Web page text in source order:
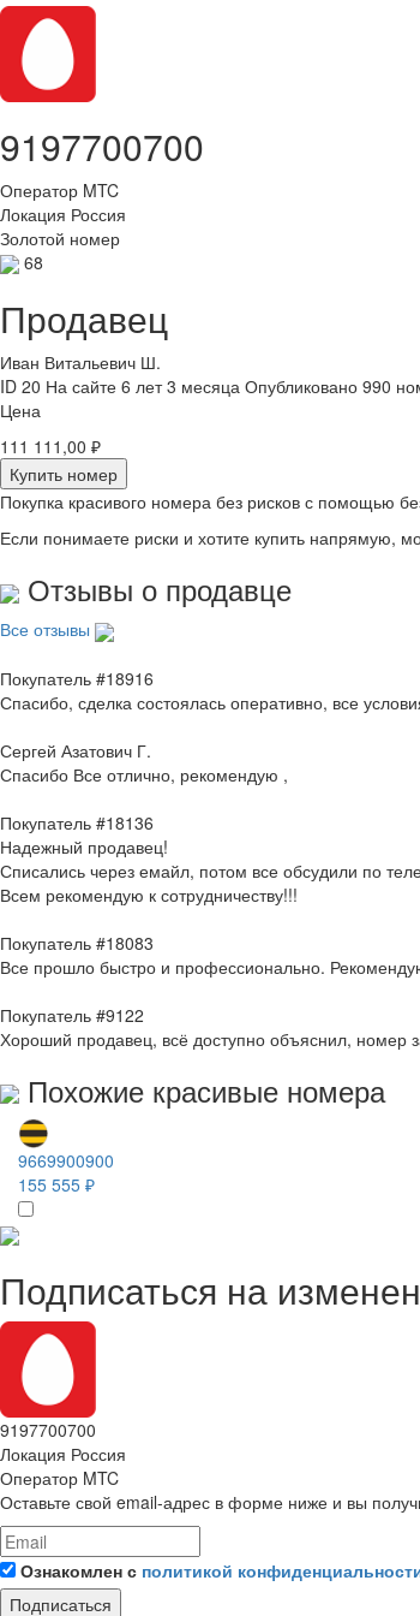
9197700700
Оператор MTC
Локация Россия
Золотой номер
68
Продавец
Иван Витальевич Ш.
ID 20 На сайте 6 лет 3 месяца Опубликовано 990
Цена
111 111,00 ₽
Купить номер
Покупка красивого номера без рисков с помощью
Если понимаете риски и хотите купить напрямую,
Отзывы о продавце
Все отзывы
Покупатель #18916
Спасибо, сделка состоялась оперативно, все
Сергей Азатович Г.
Спасибо Все отлично, рекомендую ,
Покупатель #18136
Надежный продавец!
Списались через емайл, потом все обсудили по
Всем рекомендую к сотрудничеству!!!
Покупатель #18083
Все прошло быстро и профессионально.
Покупатель #9122
Хороший продавец, всё доступно объяснил, номер
Похожие красивые номера
9669900900
155 555 ₽
Подписаться на
9197700700
Локация Россия
Оператор MTC
Оставьте свой email-адрес в форме ниже и вы
Ознакомлен с политикой
Подписаться